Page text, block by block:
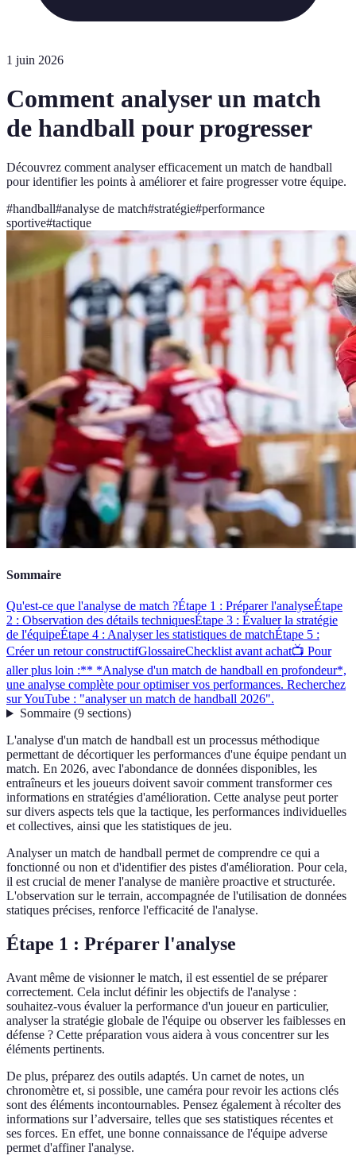
1 juin 2026
Comment analyser un match
de handball pour progresser
Découvrez comment analyser efficacement un match de handball
pour identifier les points à améliorer et faire progresser votre équipe.
#handball#analyse de match#stratégie#performance
sportive#tactique
Sommaire
Qu'est-ce que l'analyse de match ?Étape 1 : Préparer l'analyseÉtape
2 : Observation des détails techniquesÉtape 3 : Évaluer la stratégie
de l'équipeÉtape 4 : Analyser les statistiques de matchÉtape 5 :
Créer un retour constructifGlossaireChecklist avant achat📺 Pour
aller plus loin :** *Analyse d'un match de handball en profondeur*,
une analyse complète pour optimiser vos performances. Recherchez
sur YouTube : "analyser un match de handball 2026".
Sommaire(9 sections)
L'analyse d'un match de handball est un processus méthodique
permettant de décortiquer les performances d'une équipe pendant un
match. En 2026, avec l'abondance de données disponibles, les
entraîneurs et les joueurs doivent savoir comment transformer ces
informations en stratégies d'amélioration. Cette analyse peut porter
sur divers aspects tels que la tactique, les performances individuelles
et collectives, ainsi que les statistiques de jeu.
Analyser un match de handball permet de comprendre ce qui a
fonctionné ou non et d'identifier des pistes d'amélioration. Pour cela,
il est crucial de mener l'analyse de manière proactive et structurée.
L'observation sur le terrain, accompagnée de l'utilisation de données
statiques précises, renforce l'efficacité de l'analyse.
Étape 1 : Préparer l'analyse
Avant même de visionner le match, il est essentiel de se préparer
correctement. Cela inclut définir les objectifs de l'analyse :
souhaitez-vous évaluer la performance d'un joueur en particulier,
analyser la stratégie globale de l'équipe ou observer les faiblesses en
défense ? Cette préparation vous aidera à vous concentrer sur les
éléments pertinents.
De plus, préparez des outils adaptés. Un carnet de notes, un
chronomètre et, si possible, une caméra pour revoir les actions clés
sont des éléments incontournables. Pensez également à récolter des
informations sur l’adversaire, telles que ses statistiques récentes et
ses forces. En effet, une bonne connaissance de l'équipe adverse
permet d'affiner l'analyse.